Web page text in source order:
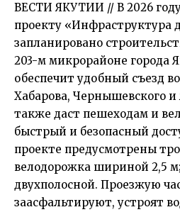
ВЕСТИ ЯКУТИИ // В 2026
проекту «Инфраструктура
запланировано
203-м микрорайоне города
обеспечит удобный съезд
Хабарова, Чернышевского и
также даст пешеходам и
быстрый и безопасный
проекте предусмотрены
велодорожка шириной 2,5
двухполосной. Проезжую
заасфальтируют, устроят